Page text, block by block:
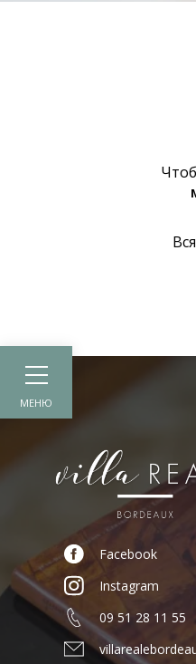
МЕНЮ
Facebook
Instagram
09 51 28 11 55